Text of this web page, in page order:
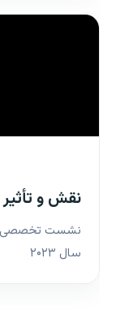
نقش و
نشست تخصصی
سال ۲۰۲۳